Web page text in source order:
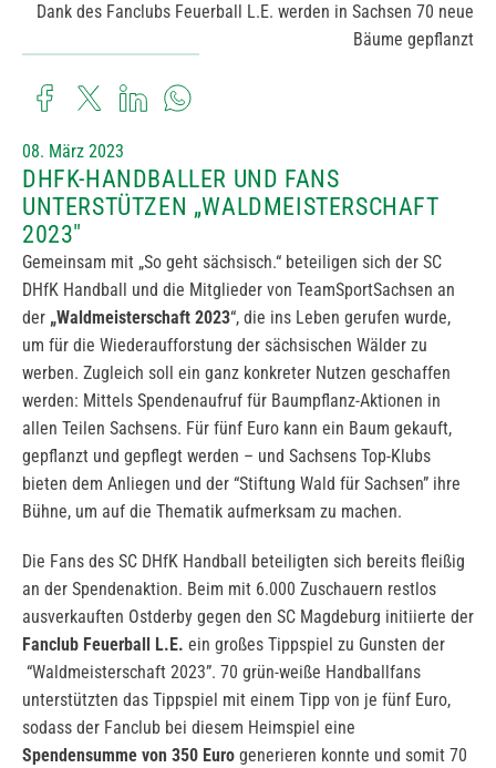
Dank des Fanclubs Feuerball L.E. werden in Sachsen 70 neue
Bäume gepflanzt
08. März 2023
DHFK-HANDBALLER UND FANS
UNTERSTÜTZEN „WALDMEISTERSCHAFT
2023"
Gemeinsam mit „So geht sächsisch.“ beteiligen sich der SC
DHfK Handball und die Mitglieder von TeamSportSachsen an
der „Waldmeisterschaft 2023“, die ins Leben gerufen wurde,
um für die Wiederaufforstung der sächsischen Wälder zu
werben. Zugleich soll ein ganz konkreter Nutzen geschaffen
werden: Mittels Spendenaufruf für Baumpflanz-Aktionen in
allen Teilen Sachsens. Für fünf Euro kann ein Baum gekauft,
gepflanzt und gepflegt werden – und Sachsens Top-Klubs
bieten dem Anliegen und der “Stiftung Wald für Sachsen” ihre
Bühne, um auf die Thematik aufmerksam zu machen.
Die Fans des SC DHfK Handball beteiligten sich bereits fleißig
an der Spendenaktion. Beim mit 6.000 Zuschauern restlos
ausverkauften Ostderby gegen den SC Magdeburg initiierte der
Fanclub Feuerball L.E. ein großes Tippspiel zu Gunsten der
“Waldmeisterschaft 2023”. 70 grün-weiße Handballfans
unterstützten das Tippspiel mit einem Tipp von je fünf Euro,
sodass der Fanclub bei diesem Heimspiel eine
Spendensumme von 350 Euro generieren konnte und somit 70